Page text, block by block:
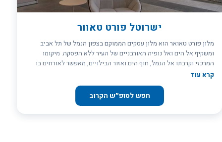
ישרוטל פורט טאוור
מלון פורט טאואר הוא מלון עסקים הממוקם בצפון הנמל של תל אביב
ומשקיף אל הים ואל נופיה האורבניים של העיר ללא הפסקה. מיקומו
המרכזי וקרבתו אל הנמל, חוף הים ואזור הבילויים, מאפשר לאורחים בו
תנועה קלה אל המסעדות, הברים ומרכזי העניין המסחריים בתוך העיר
מפגשים חברתיים, חוויה קולינרית ובילוי בבר, במסעדה או בבריכה
הפנימית בו. בנוסף, אולם האירועים וחדרי הישיבות במלון מציעים
קרא עוד
חפש לסופ״ש הקרוב